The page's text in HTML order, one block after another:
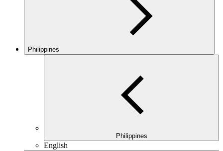
Philippines
Philippines
English